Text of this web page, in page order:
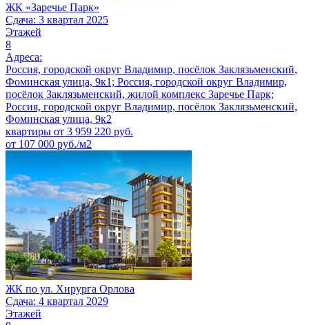
ЖК «Заречье Парк»
Сдача: 3 квартал 2025
Этажей
8
Адреса:
Россия, городской округ Владимир, посёлок Заклязьменский,
Фоминская улица, 9к1; Россия, городской округ Владимир,
посёлок Заклязьменский, жилой комплекс Заречье Парк;
Россия, городской округ Владимир, посёлок Заклязьменский,
Фоминская улица, 9к2
квартиры от 3 959 220 руб.
от 107 000 руб./м2
ЖК по ул. Хирурга Орлова
Сдача: 4 квартал 2029
Этажей